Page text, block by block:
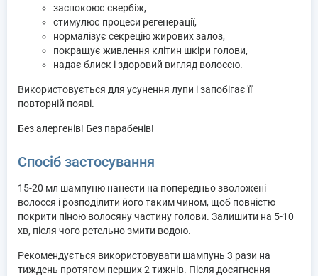
заспокоює свербіж,
стимулює процеси регенерації,
нормалізує секрецію жирових залоз,
покращує живлення клітин шкіри голови,
надає блиск і здоровий вигляд волоссю.
Використовується для усунення лупи і запобігає її
повторній появі.
Без алергенів! Без парабенів!
Спосіб застосування
15-20 мл шампуню нанести на попередньо зволожені
волосся і розподілити його таким чином, щоб повністю
покрити піною волосяну частину голови. Залишити на 5-10
хв, після чого ретельно змити водою.
Рекомендується використовувати шампунь 3 рази на
тиждень протягом перших 2 тижнів. Після досягнення